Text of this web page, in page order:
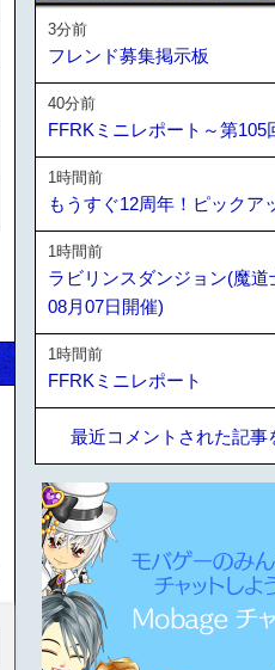
3分前
フレンド募集掲示板
40分前
FFRKミニレポート～第105
1時間前
もうすぐ12周年！ピックア
1時間前
ラビリンスダンジョン(魔道
08月07日開催)
1時間前
FFRKミニレポート
最近コメントされた記事